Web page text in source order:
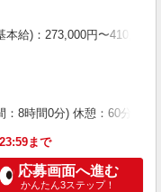
本給)：273,000円〜
：8時間0分) 休憩：60分 時
まで
応募画面へ進む
かんたん3ステップ！